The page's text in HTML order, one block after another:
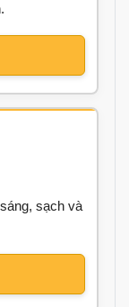
sạch và